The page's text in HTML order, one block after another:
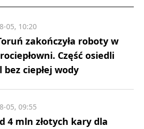
zakończyła roboty w
Część osiedli
bez ciepłej wody
05, 10:20
4 mln złotych kary dla
05, 09:55